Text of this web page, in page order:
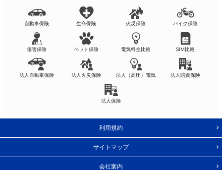
自動車保険 生命保険 火災保険 バイク保険
傷害保険 ペット保険 電気料金比較 SIM比較
法人自動車保険 法人火災保険 法人（高圧）電気 法人賠責保険
法人保険
利用規約
サイトマップ
会社案内